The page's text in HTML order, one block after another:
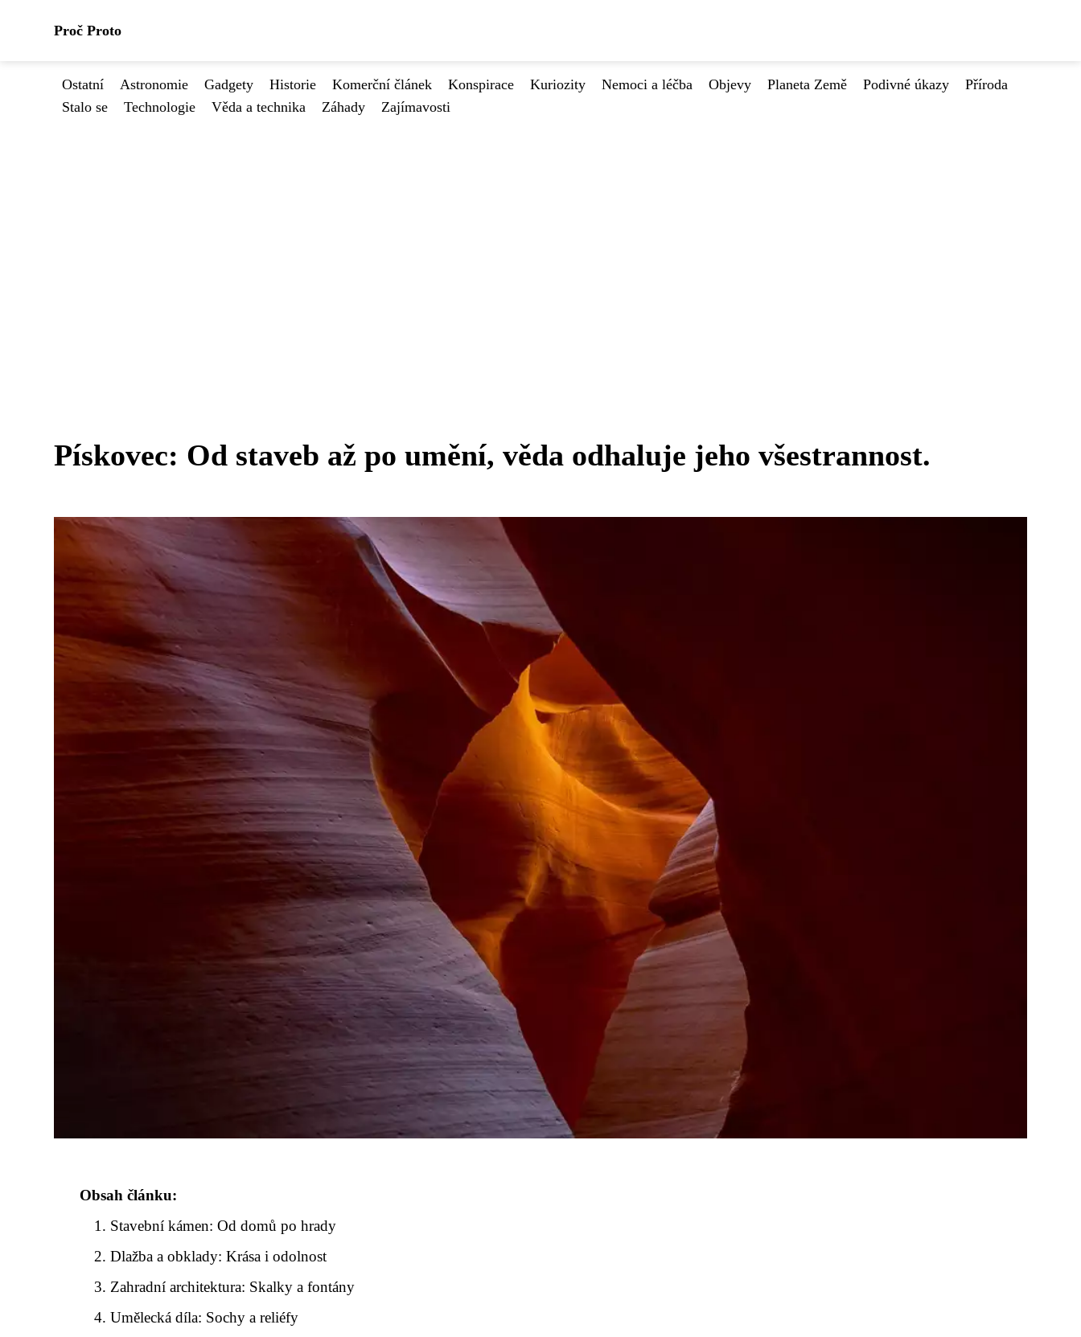
Proč Proto
Ostatní Astronomie Gadgety Historie Komerční článek Konspirace Kuriozity Nemoci a léčba Objevy Planeta Země Podivné úkazy
Příroda
Stalo se
Technologie Věda a technika Záhady Zajímavosti
Pískovec: Od staveb až po umění, věda odhaluje jeho všestrannost.
Obsah článku:
Stavební kámen: Od domů po hrady
Dlažba a obklady: Krása i odolnost
Zahradní architektura: Skalky a fontány
Umělecká díla: Sochy a reliéfy